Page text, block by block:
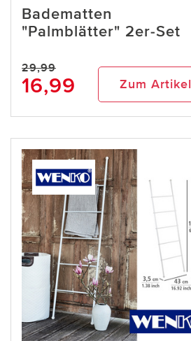
Badematten
"Palmblätter" 2er-Set
29,99
16,99 Zum Artikel